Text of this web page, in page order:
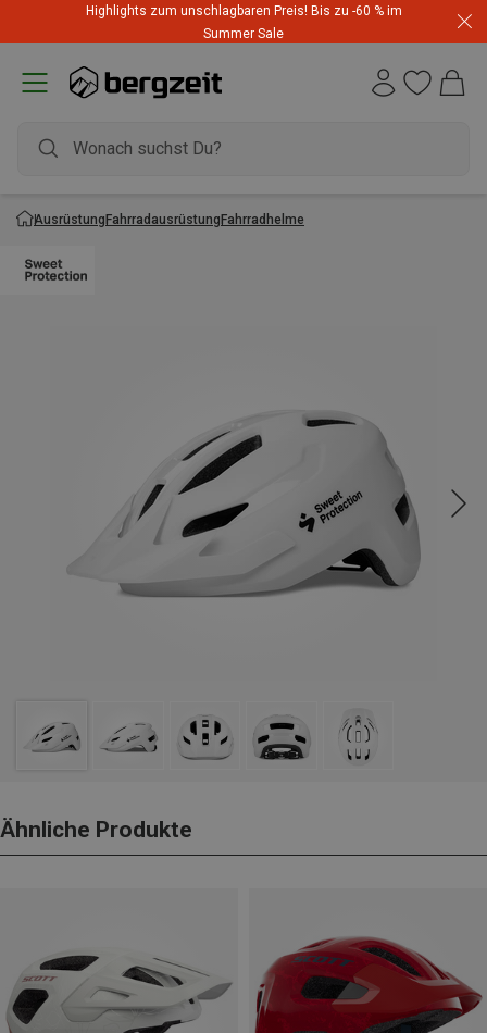
Highlights zum unschlagbaren Preis! Bis zu -60 % im
Summer Sale
AusrüstungFahrradausrüstungFahrradhelme
Ähnliche Produkte